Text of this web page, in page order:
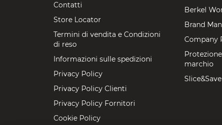
Contatti
Store Locator
Termini di vendita e Condizioni
di reso
Informazioni sulle spedizioni
Privacy Policy
Privacy Policy Clienti
Privacy Policy Fornitori
Cookie Policy
Berkel
Brand
Company
marchio
Slice&Save